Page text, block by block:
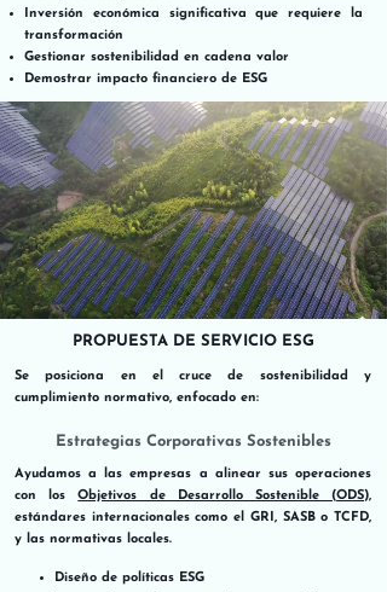
Inversión económica significativa que requiere la
transformación
Gestionar sostenibilidad en cadena valor
Demostrar impacto financiero de ESG
PROPUESTA DE SERVICIO ESG
Se posiciona en el cruce de sostenibilidad
y
cumplimiento normativo, enfocado en:
Estrategias Corporativas Sostenibles
Ayudamos a las empresas a alinear sus operaciones
con losObjetivos de Desarrollo Sostenible(ODS),
estándares internacionales como el GRI , SASBoTCFD,
y las normativas locales.
Diseño de políticas ESG